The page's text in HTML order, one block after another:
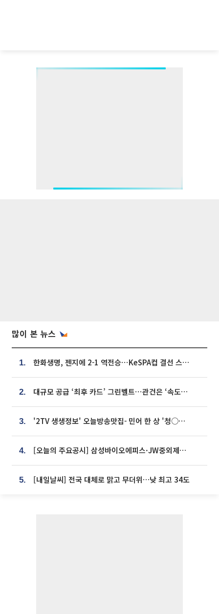
많이 본 뉴스
1. 한화생명, 젠지에 2-1 역전승⋯KeSPA컵 결선 스테이지 2 직행
2. 대규모 공급 ‘최후 카드’ 그린벨트⋯관건은 ‘속도’ [주택공급 승부수의 조건]
3. '2TV 생생정보' 오늘방송맛집- 민어 한 상 '청○○○' vs 전복 한 상 '명○'
4. [오늘의 주요공시] 삼성바이오에피스·JW중외제약·한미반도체·SK바이오사이언스 등
5. [내일날씨] 전국 대체로 맑고 무더위…낮 최고 34도